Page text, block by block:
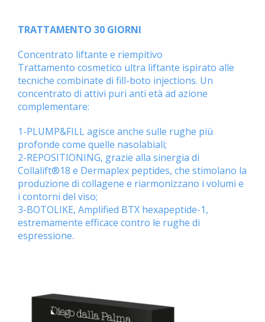
TRATTAMENTO 30 GIORNI
Concentrato liftante e riempitivo
Trattamento cosmetico ultra liftante ispirato alle
tecniche combinate di fill-boto injections. Un
concentrato di attivi puri anti età ad azione
complementare:
1-PLUMP&FILL agisce anche sulle rughe più
profonde come quelle nasolabiali;
2-REPOSITIONING, grazie alla sinergia di
Collalift®18 e Dermaplex peptides, che stimolano la
produzione di collagene e riarmonizzano i volumi e
i contorni del viso;
3-BOTOLIKE, Amplified BTX hexapeptide-1,
estremamente efficace contro le rughe di
espressione.